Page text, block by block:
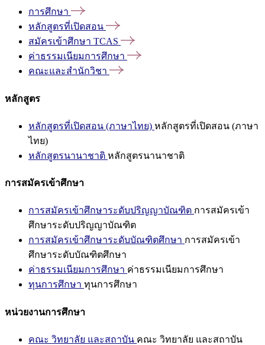
การศึกษา
หลักสูตรที่เปิดสอน
สมัครเข้าศึกษา TCAS
ค่าธรรมเนียมการศึกษา
คณะและสำนักวิชา
หลักสูตร
หลักสูตรที่เปิดสอน (ภาษาไทย) หลักสูตรที่เปิดสอน (ภาษา
ไทย)
หลักสูตรนานาชาติ หลักสูตรนานาชาติ
การสมัครเข้าศึกษา
การสมัครเข้าศึกษาระดับปริญญาบัณฑิต การสมัครเข้า
ศึกษาระดับปริญญาบัณฑิต
การสมัครเข้าศึกษาระดับบัณฑิตศึกษา การสมัครเข้า
ศึกษาระดับบัณฑิตศึกษา
ค่าธรรมเนียมการศึกษา ค่าธรรมเนียมการศึกษา
ทุนการศึกษา ทุนการศึกษา
หน่วยงานการศึกษา
คณะ วิทยาลัย และสถาบัน คณะ วิทยาลัย และสถาบัน